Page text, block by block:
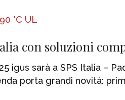
con soluzioni
igus sarà a SPS Italia –
porta grandi novità: